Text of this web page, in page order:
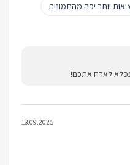
יותר יפה מהתמונות
לארח אתכם!
18.09.2025